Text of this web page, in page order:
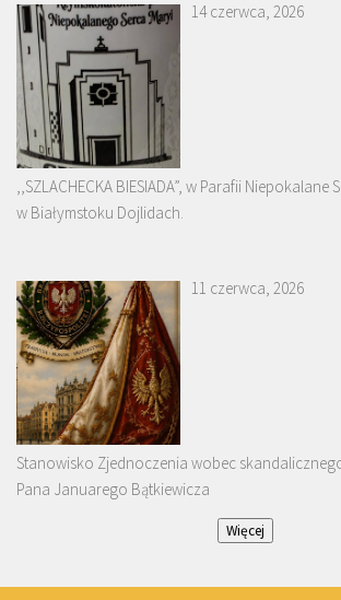
14 czerwca, 2026
,,SZLACHECKA BIESIADA”, w Parafii Niepokalane
w Białymstoku Dojlidach.
11 czerwca, 2026
Stanowisko Zjednoczenia wobec
Pana Januarego Bątkiewicza
Więcej